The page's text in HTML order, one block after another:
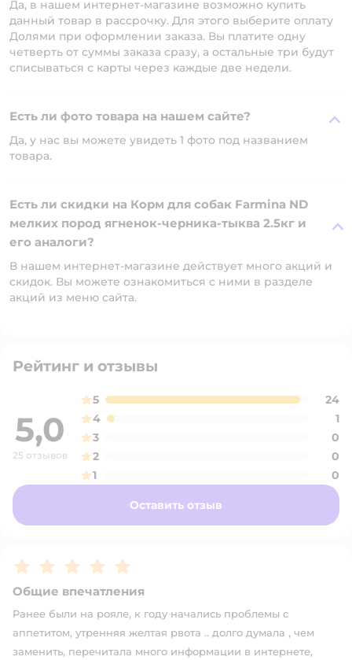
Да, в нашем интернет-магазине возможно купить
данный товар в рассрочку. Для этого выберите оплату
Долями при оформлении заказа. Вы платите одну
четверть от суммы заказа сразу, а остальные три будут
списываться с карты через каждые две недели.
Есть ли фото товара на нашем сайте?
Да, у нас вы можете увидеть 1 фото под названием
товара.
Есть ли скидки на Корм для собак Farmina ND
мелких пород ягненок-черника-тыква 2.5кг и
его аналоги?
В нашем интернет-магазине действует много акций и
скидок. Вы можете ознакомиться с ними в разделе
акций из меню сайта.
Рейтинг и отзывы
5,0
25 отзывов
5
24
4
1
3
0
2
0
1
0
Оставить отзыв
Рейтинг:5
Общие впечатления
Ранее были на рояле, к году начались проблемы с
аппетитом, утренняя желтая рвота .. долго думала , чем
заменить, перечитала много информации в интернете,